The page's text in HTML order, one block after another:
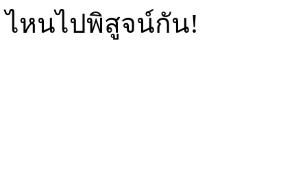
ไหนไปพิสูจน์กัน!